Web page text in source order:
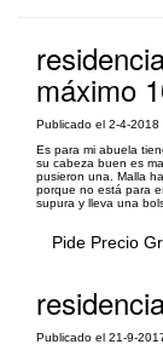
máximo
Publicado el 2-4-2018
Es para mi abuela
su cabeza buen es
pusieron una. Malla
porque no está para
supura y lleva una
Pide Precio
Publicado el 21-9-